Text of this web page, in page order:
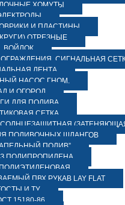
ХОМУТЫ
И ПЛАСТИНЫ
ОТРЕЗНЫЕ
ВОЙЛОК
СИГНАЛЬНАЯ
ЛЕНТА
НАСОС ГНОМ.
И ОГОРОД
ДЛЯ ПОЛИВА
СЕТКА
СОЛНЦЕЗАЩИТНАЯ
ПОЛИВОЧНЫХ ШЛАНГОВ
ПОЛИВ”
ПОЛИПРОПИЛЕНА
ПВХ РУКАВ LAY FLAT
И ТУ
15180-86